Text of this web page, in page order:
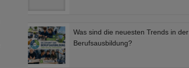
Was sind die neuesten Trends in der
Berufsausbildung?